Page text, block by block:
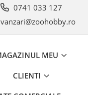
0741 033 127
vanzari@zoohobby.ro
MEU
CLIENTI